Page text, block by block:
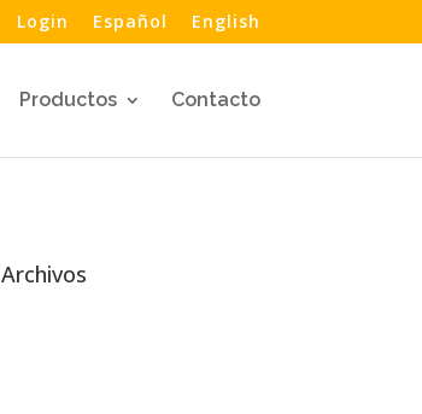
Login Español English
Productos Contacto
Archivos